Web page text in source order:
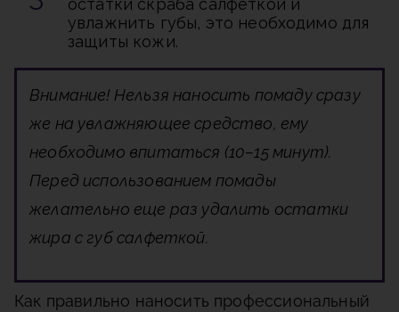
остатки скраба салфеткой и
увлажнить губы, это необходимо для
защиты кожи.
Внимание! Нельзя наносить помаду сразу
же на увлажняющее средство, ему
необходимо впитаться (10–15 минут).
Перед использованием помады
желательно еще раз удалить остатки
жира с губ салфеткой.
Как правильно наносить профессиональный